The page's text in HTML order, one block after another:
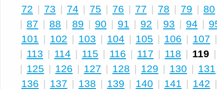
72 | 73 | 74 | 75 | 76 | 77 | 78 | 79 | 80
| 87 | 88 | 89 | 90 | 91 | 92 | 93 | 94 |
101 | 102 | 103 | 104 | 105 | 106 | 107
| 113 | 114 | 115 | 116 | 117 | 118 | 119
| 125 | 126 | 127 | 128 | 129 | 130 | 131
136 | 137 | 138 | 139 | 140 | 141 | 142